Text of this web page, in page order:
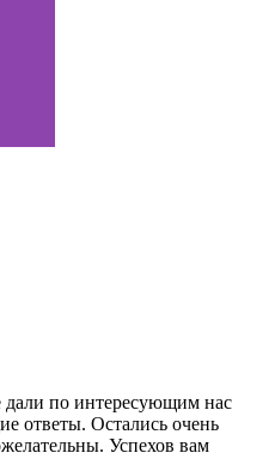
дали по интересующим нас
ответы. Остались очень
Успехов вам